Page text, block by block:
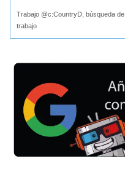
Trabajo @c:CountryD, búsqueda de
trabajo